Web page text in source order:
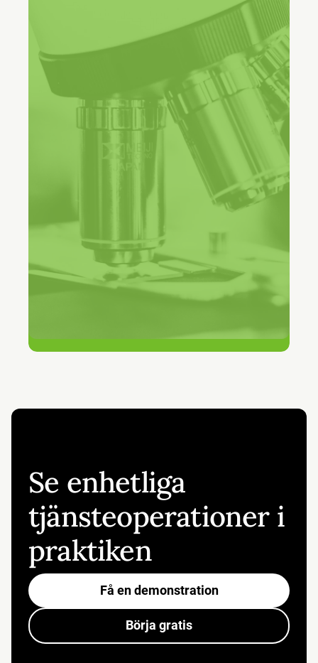
Studenter och personal behöver
inte veta vilket team som hanterar
deras förfrågan."
Jack Christopher
Biträdande direktör för servicehantering,
Manchester Metropolitan University
90+
Se enhetliga
tjänsteoperationer i
praktiken
Få en demonstration
Börja gratis